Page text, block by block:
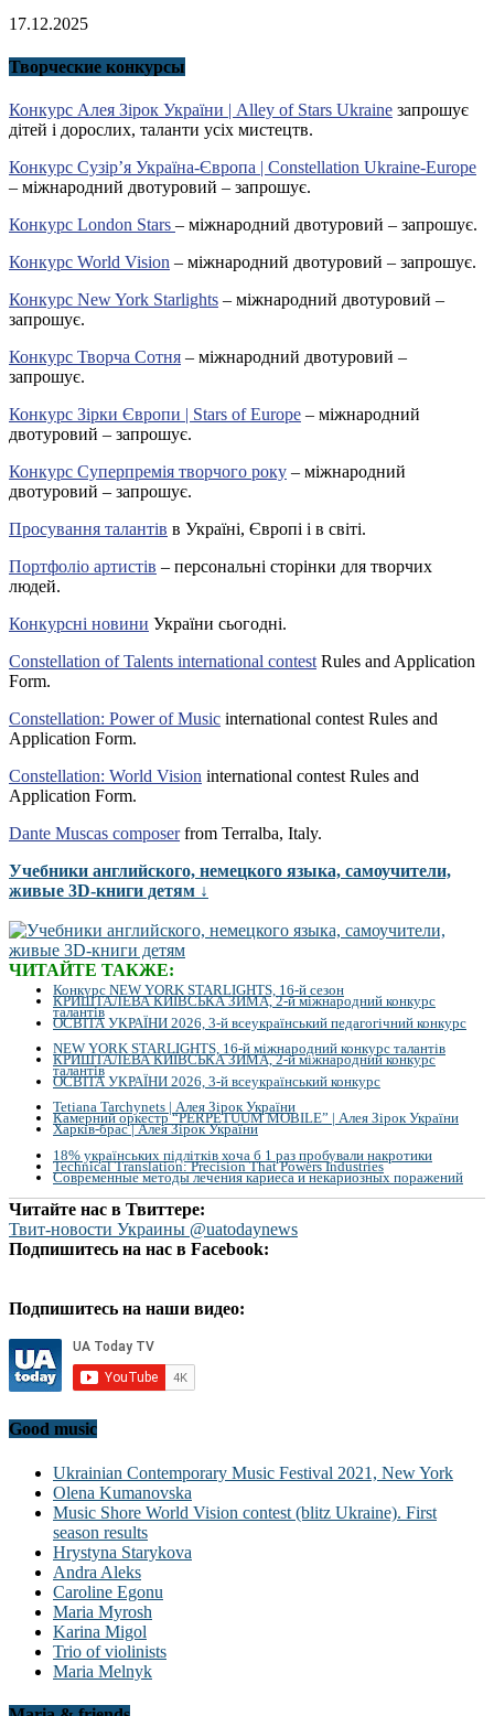
17.12.2025
Творческие конкурсы
Конкурс Алея Зірок України | Alley of Stars Ukraine запрошує
дітей і дорослих, таланти усіх мистецтв.
Конкурс Сузір’я Україна-Європа | Constellation Ukraine-Europe
– міжнародний двотуровий – запрошує.
Конкурс London Stars – міжнародний двотуровий – запрошує.
Конкурс World Vision – міжнародний двотуровий – запрошує.
Конкурс New York Starlights – міжнародний двотуровий –
запрошує.
Конкурс Творча Сотня – міжнародний двотуровий –
запрошує.
Конкурс Зірки Європи | Stars of Europe – міжнародний
двотуровий – запрошує.
Конкурс Суперпремія творчого року – міжнародний
двотуровий – запрошує.
Просування талантів в Україні, Європі і в світі.
Портфоліо артистів – персональні сторінки для творчих
людей.
Конкурсні новини України сьогодні.
Constellation of Talents international contestRules and Application
Form.
Constellation: Power of Music international contest Rules and
Application Form.
Constellation: World Vision international contest Rules and
Application Form.
Dante Muscas composerfrom Terralba, Italy.
Учебники английского, немецкого языка, самоучители,
живые 3D-книги детям ↓
ЧИТАЙТЕ ТАКЖЕ:
Конкурс NEW YORK STARLIGHTS, 16-й сезон
КРИШТАЛЕВА КИЇВСЬКА ЗИМА, 2-й міжнародний конкурс
талантів
ОСВІТА УКРАЇНИ 2026, 3-й всеукраїнський педагогічний конкурс
NEW YORK STARLIGHTS, 16-й міжнародний конкурс талантів
КРИШТАЛЕВА КИЇВСЬКА ЗИМА, 2-й міжнародний конкурс
талантів
ОСВІТА УКРАЇНИ 2026, 3-й всеукраїнський конкурс
Tetiana Tarchynets | Алея Зірок України
Камерний оркестр “PERPETUUM MOBILE” | Алея Зірок України
Харків-брас | Алея Зірок України
18% українських підлітків хоча б 1 раз пробували накротики
Technical Translation: Precision That Powers Industries
Современные методы лечения кариеса и некариозных поражений
Читайте нас в Твиттере:
Твит-новости Украины @uatodaynews
Подпишитесь на нас в Facebook:
Подпишитесь на наши видео:
Good music
Ukrainian Contemporary Music Festival 2021, New York
Olena Kumanovska
Music Shore World Vision contest (blitz Ukraine). First
season results
Hrystyna Starykova
Andra Aleks
Caroline Egonu
Maria Myrosh
Karina Migol
Trio of violinists
Maria Melnyk